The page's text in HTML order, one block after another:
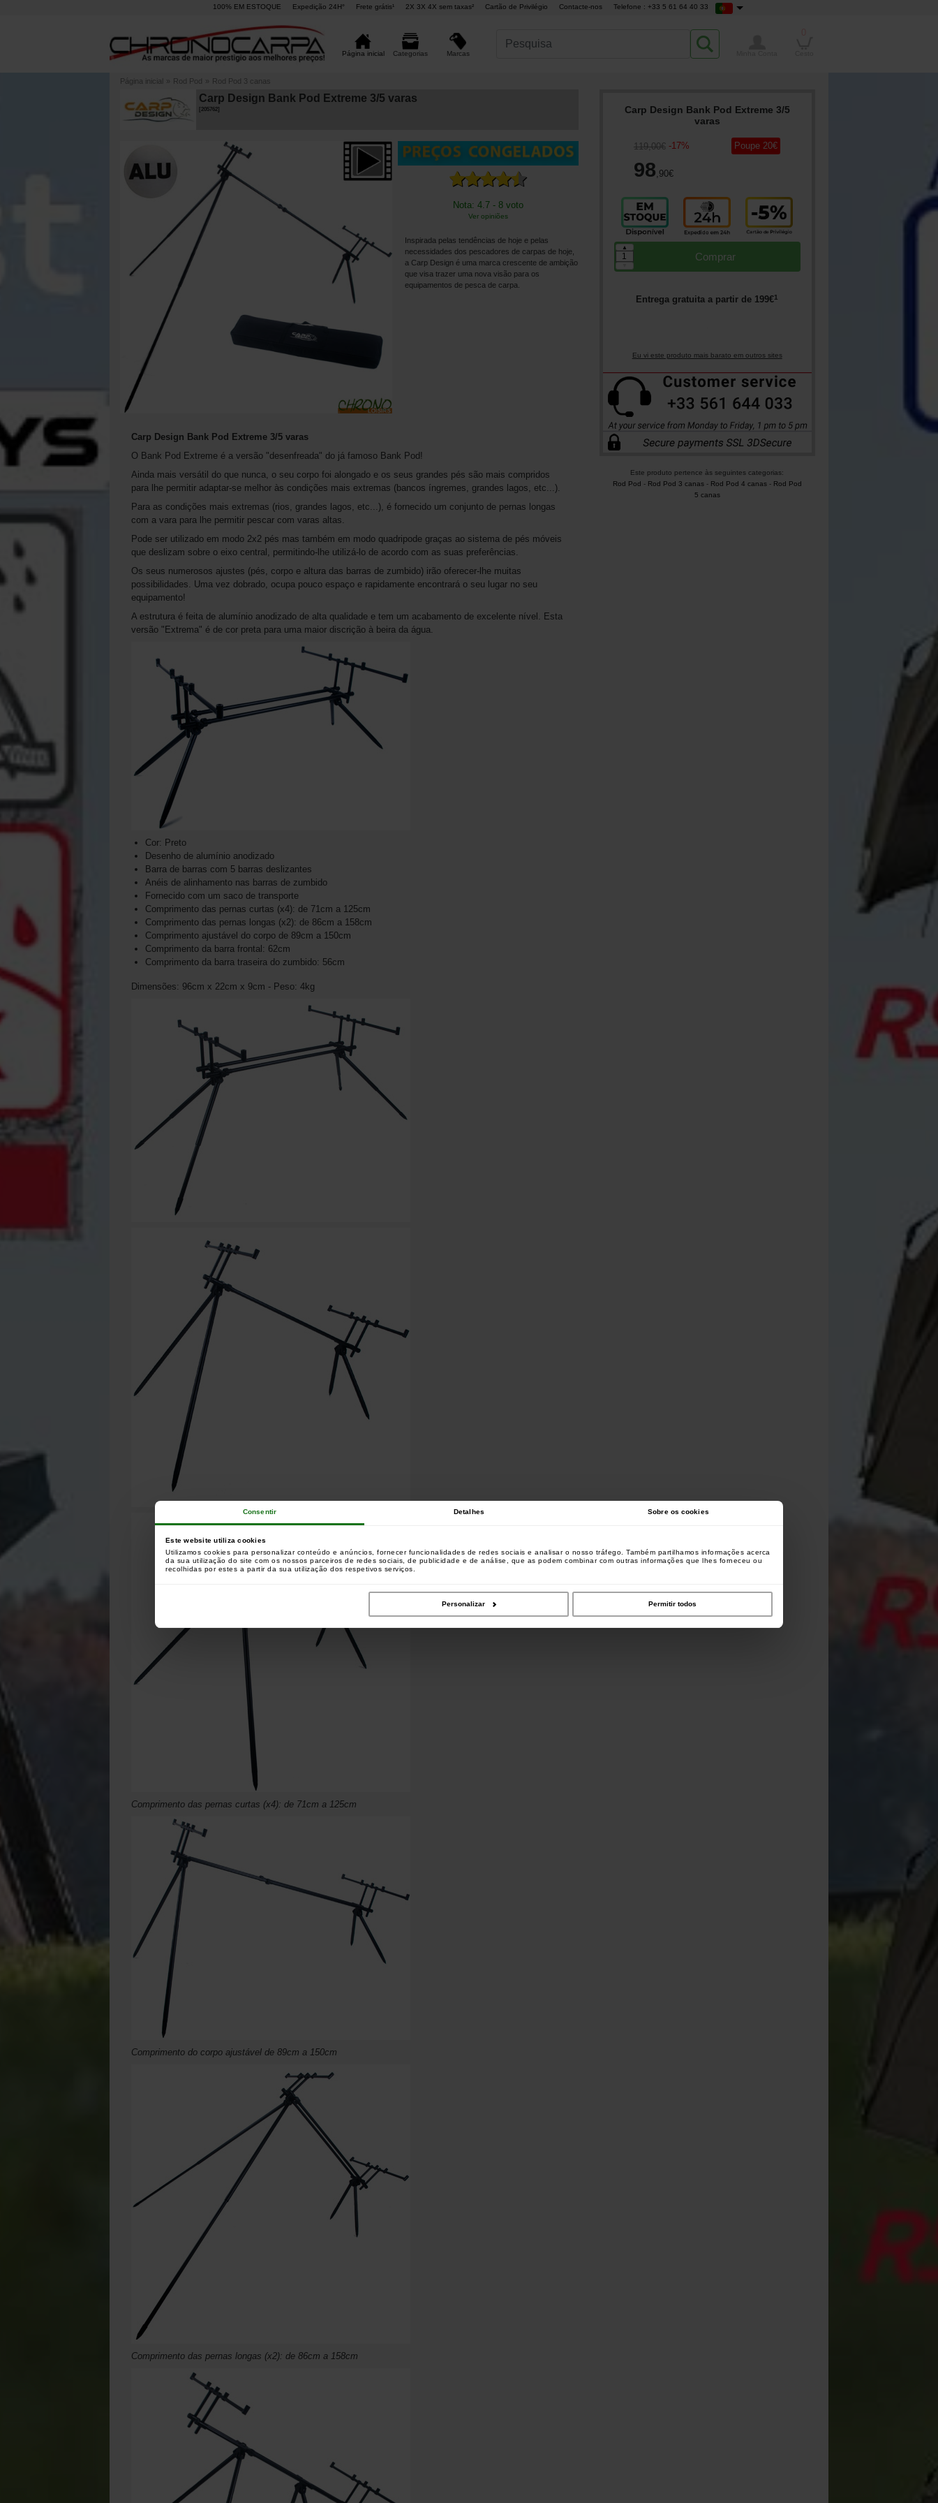
Consentir Detalhes Sobre os cookies
Este website utiliza cookies
Utilizamos cookies para personalizar conteúdo e anúncios, fornecer funcionalidades de redes sociais e analisar o nosso tráfego. Também partilhamos informações acerca
da sua utilização do site com os nossos parceiros de redes sociais, de publicidade e de análise, que as podem combinar com outras informações que lhes forneceu ou
recolhidas por estes a partir da sua utilização dos respetivos serviços.
Personalizar Permitir todos
100% EM ESTOQUE Expedição 24H° Frete grátis¹ 2X 3X 4X sem taxas² Cartão de Privilégio Contacte-nos Telefone : +33 5 61 64 40 33
Página inicial Categorias Marcas
Página inicial » Rod Pod » Rod Pod 3 canas
Carp Design Bank Pod Extreme 3/5 varas
205762]
Nota: 4.7 - 8 voto
Ver opiniões
Inspirada pelas tendências de hoje e pelas
necessidades dos pescadores de carpas de hoje,
a Carp Design é uma marca crescente de ambição
que visa trazer uma nova visão para os
equipamentos de pesca de carpa.
Carp Design Bank Pod Extreme 3/5
varas
119,00€ -17%
98,90€
Poupe 20€
Comprar
▲
Entrega gratuita a partir de 199€1
Eu vi este produto mais barato em outros sites
Este produto pertence às seguintes categorias:
Rod Pod - Rod Pod 3 canas- Rod Pod 4 canas- Rod Pod
5 canas
Carp Design Bank Pod Extreme 3/5 varas
O Bank Pod Extreme é a versão "desenfreada" do já famoso Bank Pod!
Ainda mais versátil do que nunca, o seu corpo foi alongado e os seus grandes pés são mais compridos
para lhe permitir adaptar-se melhor às condições mais extremas (bancos íngremes, grandes lagos, etc...).
Para as condições mais extremas (rios, grandes lagos, etc...), é fornecido um conjunto de pernas longas
com a vara para lhe permitir pescar com varas altas.
Pode ser utilizado em modo 2x2 pés mas também em modo quadripode graças ao sistema de pés móveis
que deslizam sobre o eixo central, permitindo-lhe utilizá-lo de acordo com as suas preferências.
Os seus numerosos ajustes (pés, corpo e altura das barras de zumbido) irão oferecer-lhe muitas
possibilidades. Uma vez dobrado, ocupa pouco espaço e rapidamente encontrará o seu lugar no seu
equipamento!
A estrutura é feita de alumínio anodizado de alta qualidade e tem um acabamento de excelente nível. Esta
versão "Extrema" é de cor preta para uma maior discrição à beira da água.
Cor: Preto
Desenho de alumínio anodizado
Barra de barras com 5 barras deslizantes
Anéis de alinhamento nas barras de zumbido
Fornecido com um saco de transporte
Comprimento das pernas curtas (x4): de 71cm a 125cm
Comprimento das pernas longas (x2): de 86cm a 158cm
Comprimento ajustável do corpo de 89cm a 150cm
Comprimento da barra frontal: 62cm
Comprimento da barra traseira do zumbido: 56cm
Dimensões: 96cm x 22cm x 9cm - Peso: 4kg
Comprimento das pernas curtas (x4): de 71cm a 125cm
Comprimento do corpo ajustável de 89cm a 150cm
Comprimento das pernas longas (x2): de 86cm a 158cm